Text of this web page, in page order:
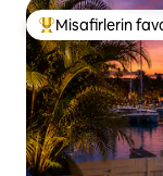
Misafirlerin
Misafirlerin